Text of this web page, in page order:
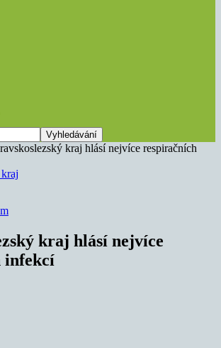
kraj hlásí nejvíce respiračních
kraj hlásí nejvíce
infekcí